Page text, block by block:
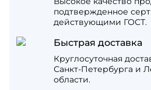
подтвержденное
действующими ГОСТ.
Быстрая доставка
Круглосуточная
Санкт-Петербурга и
области.